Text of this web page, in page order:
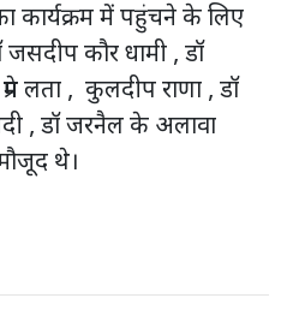
कार्यक्रम में पहुंचने के लिए
कौर धामी , डॉ
प्रेम लता , कुलदीप राणा , डॉ
, डॉ जरनैल के अलावा
थे।